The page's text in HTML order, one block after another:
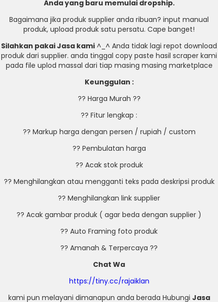
Anda yang baru memulai dropship.
Bagaimana jika produk supplier anda ribuan? input manual
produk, upload produk satu persatu. Cape banget!
Silahkan pakai Jasa kami ^_^ Anda tidak lagi repot download
produk dari supplier. anda tinggal copy paste hasil scraper kami
pada file uplod massal dari tiap masing masing marketplace
Keunggulan :
?? Harga Murah ??
?? Fitur lengkap :
?? Markup harga dengan persen / rupiah / custom
?? Pembulatan harga
?? Acak stok produk
?? Menghilangkan atau mengganti teks pada deskripsi produk
?? Menghilangkan link supplier
?? Acak gambar produk ( agar beda dengan supplier )
?? Auto Framing foto produk
?? Amanah & Terpercaya ??
Chat Wa
https://tiny.cc/rajaiklan
kami pun melayani dimanapun anda berada Hubungi Jasa